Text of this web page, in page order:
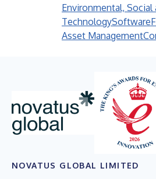
Environmental, Social
TechnologySoftware
Asset Management
NOVATUS GLOBAL LIMITED